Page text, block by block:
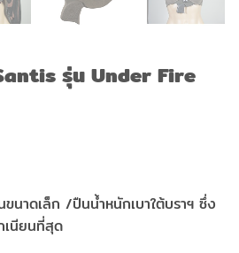
รุ่น Under Fire
นาดเล็ก /ปืนน้ำหนักเบาใต้บราฯ ซึ่ง
เนียนที่สุด